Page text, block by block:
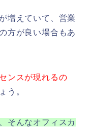
増えていて、営業
方が良い場合もあ
ンスが現れるの
う。
そんなオフィスカ